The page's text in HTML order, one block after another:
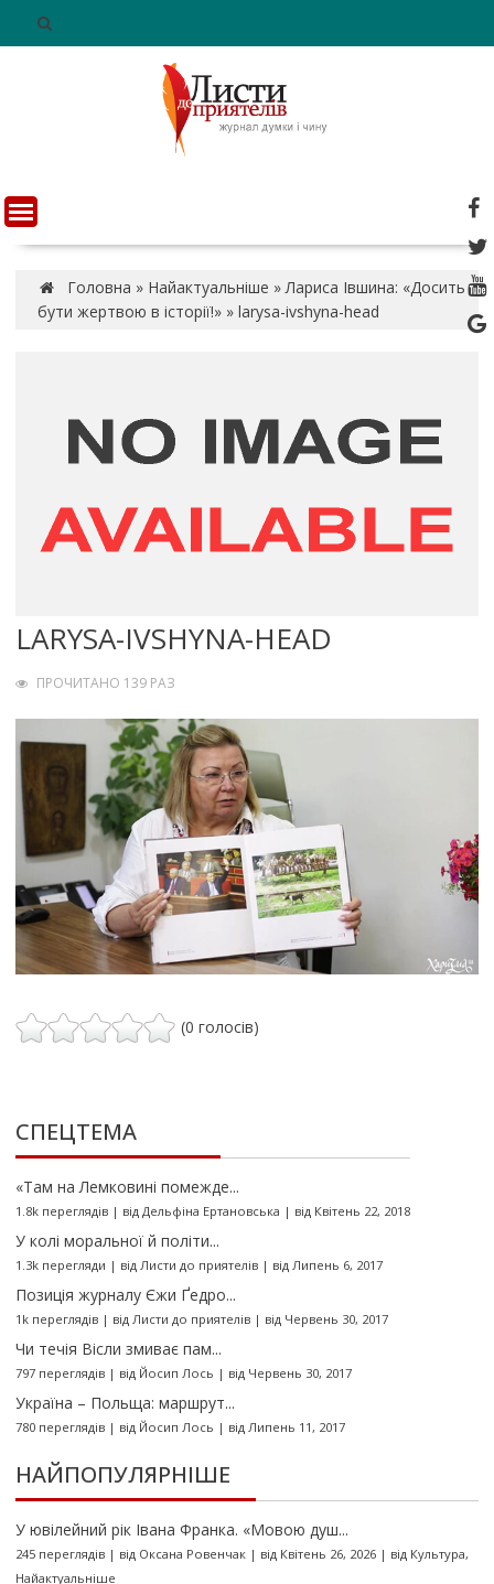
n
t
Головна » Найактуальніше » Лариса Івшина: «Досить
бути жертвою в історії!» » larysa-ivshyna-head
LARYSA-IVSHYNA-HEAD
ПРОЧИТАНО 139 РАЗ
(0 голосів)
СПЕЦТЕМА
«Там на Лемковині помежде...
1.8k переглядів| від Дельфіна Ертановська | від Квітень 22, 2018
У колі моральної й політи...
1.3k перегляди | від Листи до приятелів| від Липень 6, 2017
Позиція журналу Єжи Ґедро...
1k переглядів| від Листи до приятелів| від Червень 30, 2017
Чи течія Вісли змиває пам...
797 переглядів| від Йосип Лось | від Червень 30, 2017
Україна – Польща: маршрут...
780 переглядів| від Йосип Лось | від Липень 11, 2017
НАЙПОПУЛЯРНІШЕ
У ювілейний рік Івана Франка. «Мовою душ...
245 переглядів| від Оксана Ровенчак| від Квітень 26, 2026| від Культура,
Найактуальніше